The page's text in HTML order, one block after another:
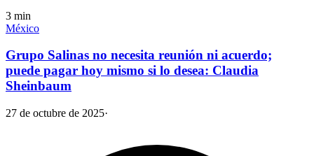
3 min
México
Grupo Salinas no necesita reunión ni acuerdo;
puede pagar hoy mismo si lo desea: Claudia
Sheinbaum
27 de octubre de 2025·